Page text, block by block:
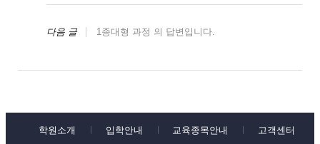
다음 글 1종대형 과정 의 답변입니다.
학원소개 입학안내 교육종목안내 고객센터